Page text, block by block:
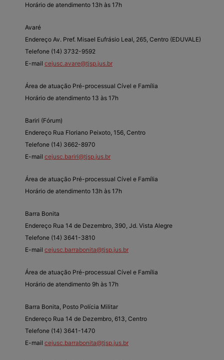
Horário de atendimento 13h às 17h
Avaré
Endereço Av. Pref. Misael Eufrásio Leal, 265, Centro (EDUVALE)
Telefone (14) 3732-9592
E-mail cejusc.avare@tjsp.jus.br
Área de atuação Pré-processual Cível e Família
Horário de atendimento 13 às 17h
Bariri (Fórum)
Endereço Rua Floriano Peixoto, 156, Centro
Telefone (14) 3662-8970
E-mail cejusc.bariri@tjsp.jus.br
Área de atuação Pré-processual Cível e Família
Horário de atendimento 13h às 17h
Barra Bonita
Endereço Rua 14 de Dezembro, 390, Jd. Vista Alegre
Telefone (14) 3641-3810
E-mail cejusc.barrabonita@tjsp.jus.br
Área de atuação Pré-processual Cível e Família
Horário de atendimento 9h às 17h
Barra Bonita, Posto Polícia Militar
Endereço Rua 14 de Dezembro, 613, Centro
Telefone (14) 3641-1470
E-mail cejusc.barrabonita@tjsp.jus.br